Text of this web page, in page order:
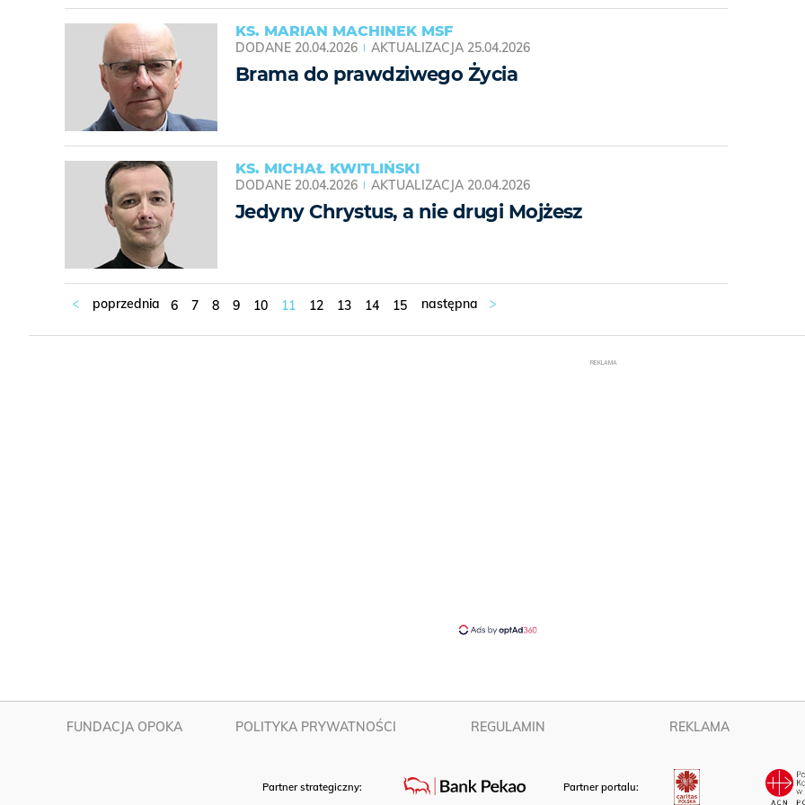
KS. MARIAN MACHINEK MSF
DODANE 20.04.2026 AKTUALIZACJA 25.04.2026
Brama do prawdziwego Życia
KS. MICHAŁ KWITLIŃSKI
DODANE 20.04.2026 AKTUALIZACJA 20.04.2026
Jedyny Chrystus, a nie drugi Mojżesz
6 7 8 9 10 11 12 13 14 15
REKLAMA
FUNDACJA OPOKA POLITYKA PRYWATNOŚCI REGULAMIN REKLAMA
Partner strategiczny: Partner portalu: